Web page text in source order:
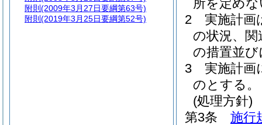
所を定め
2
実施計画
の状況、
の措置並
3
実施計画
のとする。
(処理方針)
第3条
施行
附則 (2009年3月27日要綱第63号)
附則 (2019年3月25日要綱第52号)